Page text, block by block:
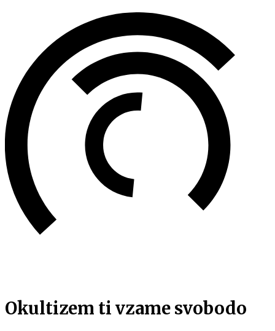
Okultizem ti vzame svobodo